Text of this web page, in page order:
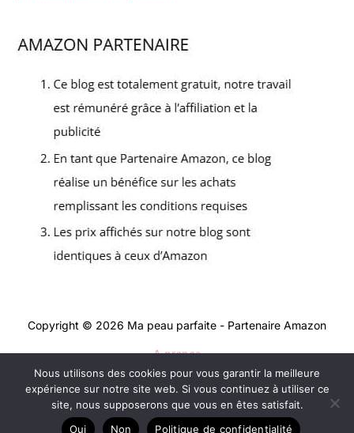
Copyright © 2026 Ma peau parfaite - Partenaire Amazon
A propos
Contact
Mentions légales
Politique de confidentialité
Nous utilisons des cookies pour vous garantir la meilleure
expérience sur notre site web. Si vous continuez à utiliser ce
site, nous supposerons que vous en êtes satisfait.
Oui
Non Politique de confidentialité